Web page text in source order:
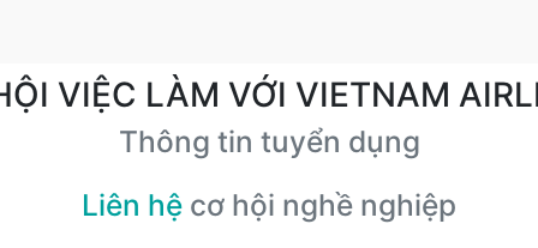
VIỆC LÀM VỚI VIETNAM
Thông tin tuyển dụng
Liên hệ cơ hội nghề nghiệp